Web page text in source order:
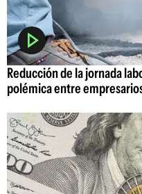
Reducción de la jornada
polémica entre